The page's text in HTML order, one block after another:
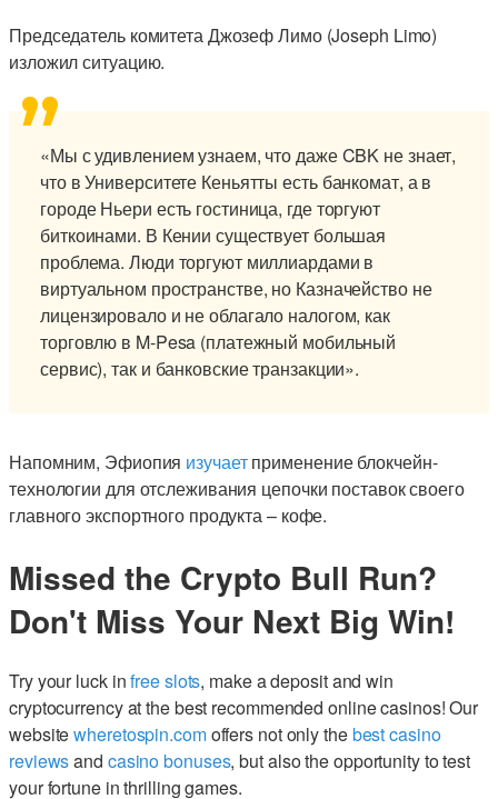
Председатель комитета Джозеф Лимо (Joseph Limo)
изложил ситуацию.
«Мы с удивлением узнаем, что даже CBK не знает,
что в Университете Кеньятты есть банкомат, а в
городе Ньери есть гостиница, где торгуют
биткоинами. В Кении существует большая
проблема. Люди торгуют миллиардами в
виртуальном пространстве, но Казначейство не
лицензировало и не облагало налогом, как
торговлю в M-Pesa (платежный мобильный
сервис), так и банковские транзакции».
Напомним, Эфиопия изучаетприменение блокчейн-
технологии для отслеживания цепочки поставок своего
главного экспортного продукта – кофе.
Missed the Crypto Bull Run?
Don't Miss Your Next Big Win!
Try your luck infree slots, make a deposit and win
cryptocurrency at the best recommended online casinos! Our
websitewheretospin.comoffers not only thebest casino
reviewsand casino bonuses, but also the opportunity to test
your fortune in thrilling games.